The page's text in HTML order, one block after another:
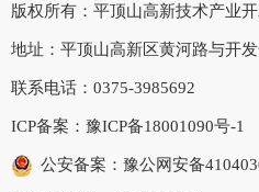
版权所有：平顶山高新技术产业
地址：平顶山高新区黄河路与开
联系电话：0375-3985692
ICP备案： 豫ICP备18001090号-1
公安备案：豫公网安备